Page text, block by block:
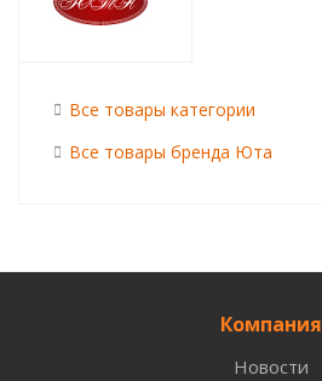
Все товары категории
Все товары бренда Юта
Компания
Новости